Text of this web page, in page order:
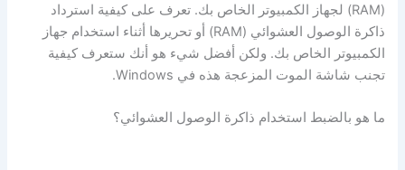
(RAM) لجهاز الكمبيوتر الخاص بك. تعرف على كيفية استرداد
ذاكرة الوصول العشوائي (RAM) أو تحريرها أثناء استخدام جهاز
الكمبيوتر الخاص بك. ولكن أفضل شيء هو أنك ستعرف كيفية
تجنب شاشة الموت المزعجة هذه في Windows.
ما هو بالضبط استخدام ذاكرة الوصول العشوائي؟